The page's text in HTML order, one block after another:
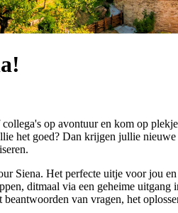
op avontuur en kom op
het goed? Dan krijgen jullie
Siena. Het perfecte uitje voor jou
ditmaal via een geheime
van vragen, het